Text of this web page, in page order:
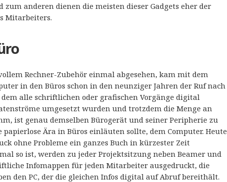
zum anderen dienen die meisten dieser Gadgets eher der
Mitarbeiters.
Rechner-Zubehör einmal abgesehen, kam mit dem
in den Büros schon in den neunziger Jahren der Ruf nach
alle schriftlichen oder grafischen Vorgänge digital
umgesetzt wurden und trotzdem die Menge an
ist genau demselben Bürogerät und seiner Peripherie zu
Ära in Büros einläuten sollte, dem Computer. Heute
ohne Probleme ein ganzes Buch in kürzester Zeit
so ist, werden zu jeder Projektsitzung neben Beamer und
Infomappen für jeden Mitarbeiter ausgedruckt, die
den PC, der die gleichen Infos digital auf Abruf bereithält.